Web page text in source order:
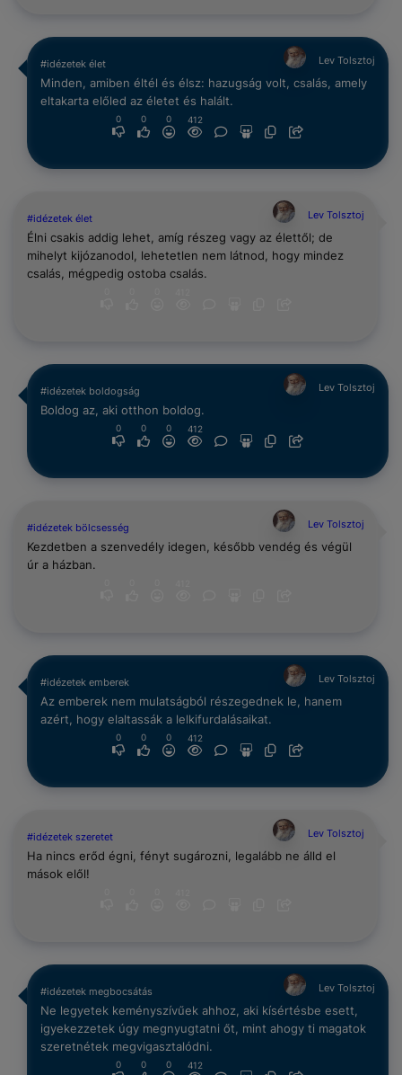
#idézetek élet Lev Tolsztoj
Minden, amiben éltél és élsz: hazugság volt, csalás, amely
eltakarta előled az életet és halált.
0 0 0 412
#idézetek élet Lev Tolsztoj
Élni csakis addig lehet, amíg részeg vagy az élettől; de
mihelyt kijózanodol, lehetetlen nem látnod, hogy mindez
csalás, mégpedig ostoba csalás.
#idézetek boldogság Lev Tolsztoj
Boldog az, aki otthon boldog.
0 0 0 412
#idézetek bölcsesség Lev Tolsztoj
Kezdetben a szenvedély idegen, később vendég és végül
úr a házban.
#idézetek emberek Lev Tolsztoj
Az emberek nem mulatságból részegednek le, hanem
azért, hogy elaltassák a lelkifurdalásaikat.
0 0 0 412
#idézetek szeretet Lev Tolsztoj
Ha nincs erőd égni, fényt sugározni, legalább ne álld el
mások elől!
#idézetek megbocsátás Lev Tolsztoj
Ne legyetek keményszívűek ahhoz, aki kísértésbe esett,
igyekezzetek úgy megnyugtatni őt, mint ahogy ti magatok
szeretnétek megvigasztalódni.
0 0 0 412